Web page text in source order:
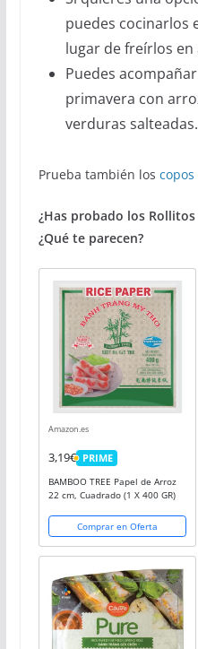
puedes cocinarlos
lugar de freírlos en
Puedes
primavera con
verduras salteadas.
Prueba también los
¿Has probado los
¿Qué te parecen?
Amazon.es
3,19€ PRIME
PRIME
BAMBOO TREE Papel de Arroz
22 cm, Cuadrado (1 X 400 GR)
Comprar en Oferta